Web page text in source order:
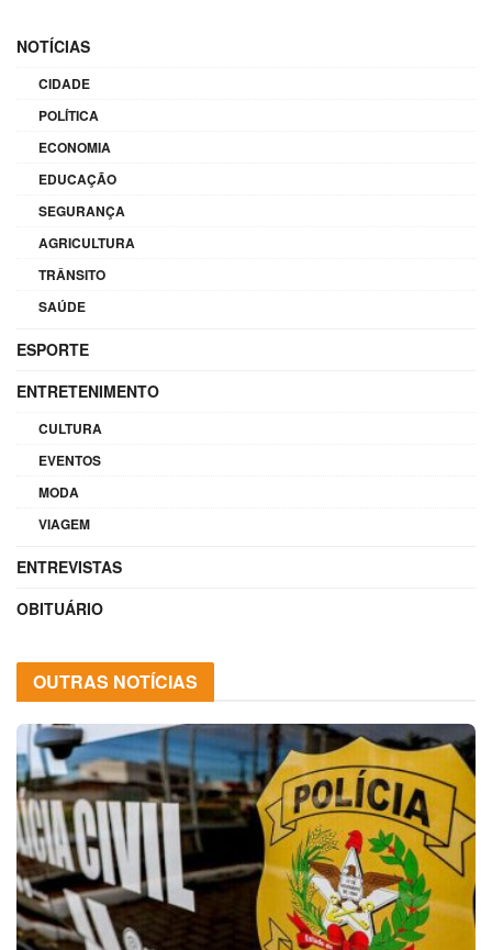
NOTÍCIAS
CIDADE
POLÍTICA
ECONOMIA
EDUCAÇÃO
SEGURANÇA
AGRICULTURA
TRÂNSITO
SAÚDE
ESPORTE
ENTRETENIMENTO
CULTURA
EVENTOS
MODA
VIAGEM
ENTREVISTAS
OBITUÁRIO
OUTRAS NOTÍCIAS